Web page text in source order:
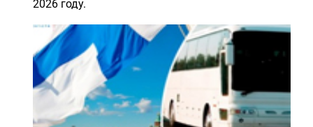
2026 году.